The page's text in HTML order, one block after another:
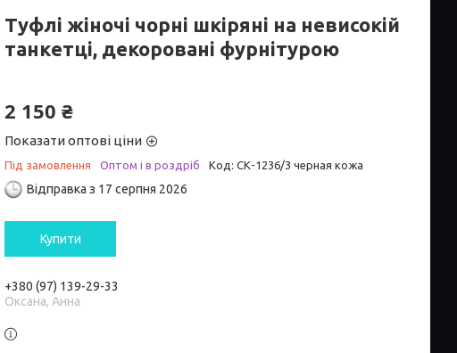
Туфлі жіночі чорні шкіряні на невисокій
танкетці, декоровані фурнітурою
2 150 ₴
Показати оптові ціни
Під замовлення Оптом і в роздріб Код: СК-1236/3 черная кожа
Відправка з 17 серпня 2026
Купити
+380 (97) 139-29-33
Оксана, Анна